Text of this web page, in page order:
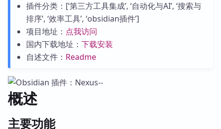
插件分类：[‘第三方工具集成’, ‘自动化与AI’, ‘搜索与
排序’, ‘效率工具’, ‘obsidian插件’]
项目地址： 点我访问
国内下载地址： 下载安装
自述文件： Readme
概述
主要功能